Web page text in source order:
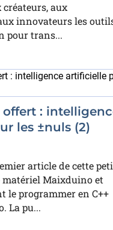
aux
innovateurs les
pour trans...
:
les ±nuls (2)
article de cette
matériel Maixduino et
le programmer en C++
La pu...